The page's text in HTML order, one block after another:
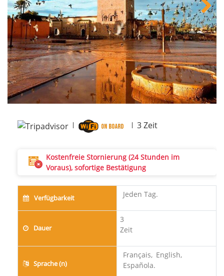
Next
3Zeit
Kostenfreie Stornierung (24 Stunden im
Voraus), sofortige Bestätigung
Verfügbarkeit Jeden Tag.
Dauer
3
Zeit
Sprache (n)
Français, English,
Española.